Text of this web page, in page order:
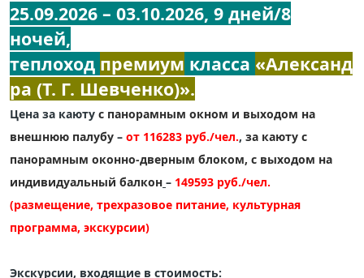
25.09.2026 – 03.10.2026, 9 дней/8
ночей,
теплоход премиум класса «Александ
ра (Т. Г. Шевченко)».
Цена за каюту с панорамным окном и выходом на
внешнюю палубу – от 116283 руб./чел., за каюту с
панорамным оконно-дверным блоком, с выходом на
индивидуальный балкон – 149593 руб./чел.
(размещение, трехразовое питание, культурная
программа, экскурсии)
Экскурсии, входящие в стоимость: